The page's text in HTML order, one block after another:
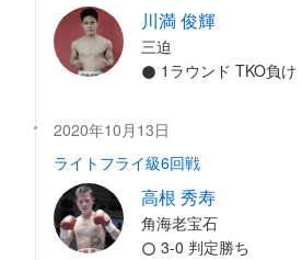
川満 俊輝
三迫
1ラウンド TKO負け
2020年10月13日
ライトフライ級6回戦
高根 秀寿
角海老宝石
3-0 判定勝ち